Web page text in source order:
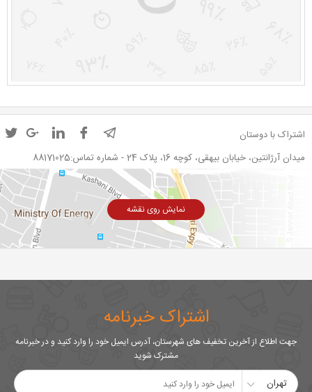
اشتراک با دوستان
میدان آرژانتین، خیابان بیهقی، کوچه 16، پلاک 24 - شماره تماس:88171025
نمایش روی نقشه
اشتراک خبرنامه
جهت اطلاع از آخرین تخفیف های شهرستان، آدرس ایمیل خود را وارد کنید و در خبرنامه
مشترک شوید
تهران